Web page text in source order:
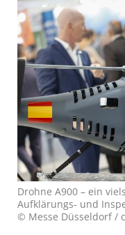
Drohne A900 – ein
Aufklärungs- und
© Messe Düsseldorf /